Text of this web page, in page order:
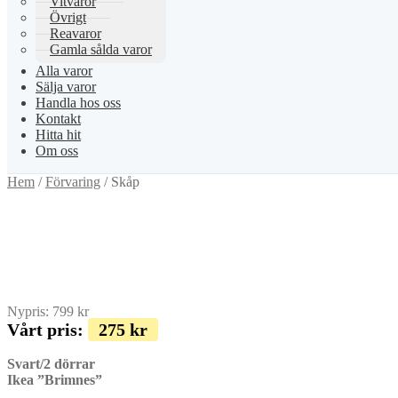
Övrigt
Reavaror
Gamla sålda varor
Alla varor
Sälja varor
Handla hos oss
Kontakt
Hitta hit
Om oss
Hem /Förvaring / Skåp
Nypris: 799 kr
Vårt pris: 275 kr
Svart/2 dörrar
Ikea ”Brimnes”